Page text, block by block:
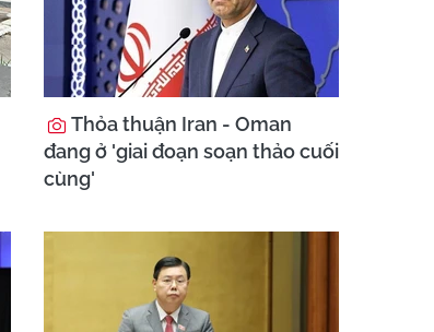
Thỏa thuận Iran - Oman
đang ở 'giai đoạn soạn thảo cuối
cùng'